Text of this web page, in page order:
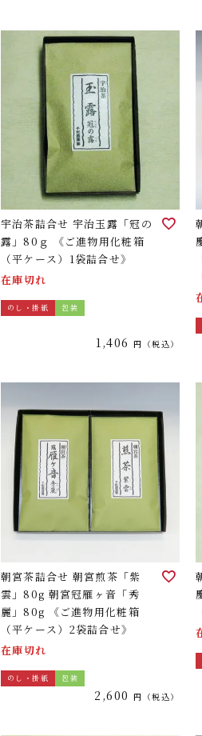
宇治茶詰合せ 宇治玉露「冠の
露」80ｇ 《ご進物用化粧箱
（平ケース）1袋詰合せ》
在庫切れ
のし・掛紙 包装
1,406 税込
朝宮茶詰合せ 朝宮煎茶「紫
雲」80g 朝宮冠雁ヶ音「秀
麗」80g 《ご進物用化粧箱
（平ケース）2袋詰合せ》
在庫切れ
のし・掛紙 包装
2,600 税込